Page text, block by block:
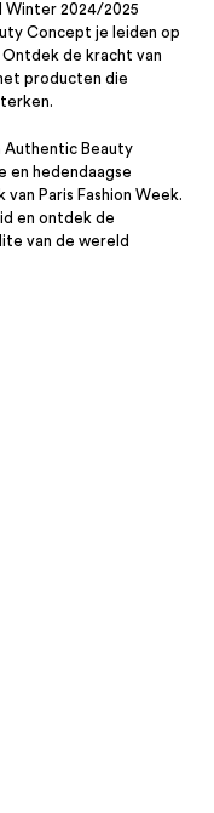
Winter 2024/2025
Concept je leiden op
de kracht van
producten die
Authentic Beauty
en hedendaagse
Paris Fashion Week.
en ontdek de
van de wereld